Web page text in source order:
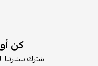
كن
اشترك